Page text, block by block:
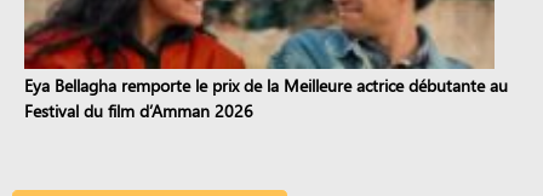
Eya Bellagha remporte le prix de la Meilleure actrice débutante au
Festival du film d’Amman 2026